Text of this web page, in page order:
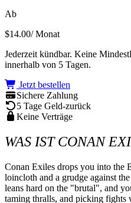
Ab
$14.00/ Monat
Jederzeit kündbar. Keine
innerhalb von 5 Tagen.
Jetzt bestellen
Sichere Zahlung
5 Tage Geld-zurück
Keine Verträge
WAS IST CONAN
Conan Exiles drops you into the
loincloth and a grudge against
leans hard on the "brutal", and
taming thralls, and picking fights